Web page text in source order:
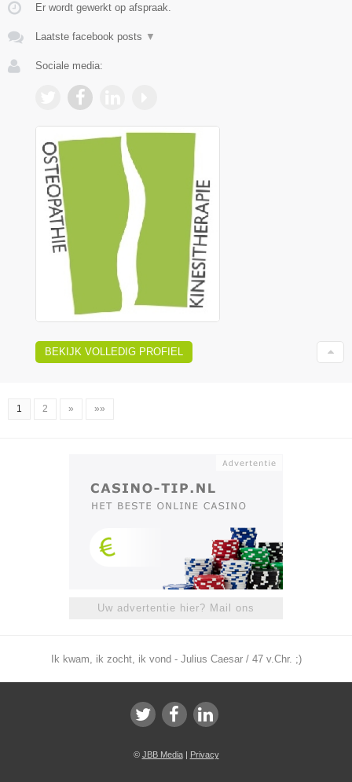
Er wordt gewerkt op afspraak.
Laatste facebook posts ▼
Sociale media:
BEKIJK VOLLEDIG PROFIEL
1 2 » »»
Uw advertentie hier? Mail ons
Ik kwam, ik zocht, ik vond - Julius Caesar / 47 v.Chr. ;)
© JBB Media| Privacy